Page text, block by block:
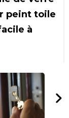
peint toile
à